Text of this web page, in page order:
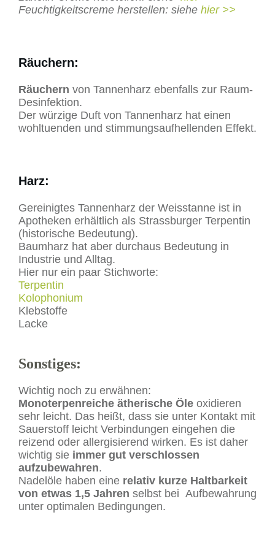
Feuchtigkeitscreme herstellen: siehe hier >>
Räuchern:
Räuchern von Tannenharz ebenfalls zur Raum-
Desinfektion.
Der würzige Duft von Tannenharz hat einen
wohltuenden und stimmungsaufhellenden Effekt.
Harz:
Gereinigtes Tannenharz der Weisstanne ist in
Apotheken erhältlich als Strassburger Terpentin
(historische Bedeutung).
Baumharz hat aber durchaus Bedeutung in
Industrie und Alltag.
Hier nur ein paar Stichworte:
Terpentin
Kolophonium
Klebstoffe
Lacke
Sonstiges:
Wichtig noch zu erwähnen:
Monoterpenreiche ätherische Öle oxidieren
sehr leicht. Das heißt, dass sie unter Kontakt mit
Sauerstoff leicht Verbindungen eingehen die
reizend oder allergisierend wirken. Es ist daher
wichtig sie immer gut verschlossen
aufzubewahren.
Nadelöle haben eine relativ kurze Haltbarkeit
von etwas 1,5 Jahren selbst bei Aufbewahrung
unter optimalen Bedingungen.